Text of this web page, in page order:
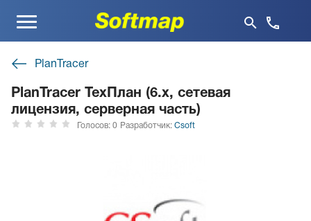
Меню
PlanTracer
PlanTracer ТехПлан (6.x, сетевая
лицензия, серверная часть)
Голосов: 0 Разработчик: Csoft